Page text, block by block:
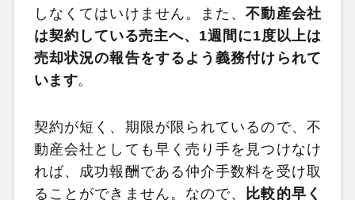
しなくてはいけません。また、不動産会社
は契約している売主へ、1週間に1度以上は
売却状況の報告をするよう義務付けられて
います。
契約が短く、期限が限られているので、不
動産会社としても早く売り手を見つけなけ
れば、成功報酬である仲介手数料を受け取
ることができません。なので、
比較的早く